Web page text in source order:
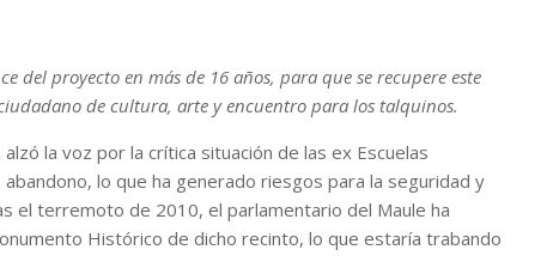
proyecto en más de 16 años, para que se recupere este
de cultura, arte y encuentro para los talquinos.
la voz por la crítica situación de las ex Escuelas
lo que ha generado riesgos para la seguridad y
el terremoto de 2010, el parlamentario del Maule ha
Histórico de dicho recinto, lo que estaría trabando